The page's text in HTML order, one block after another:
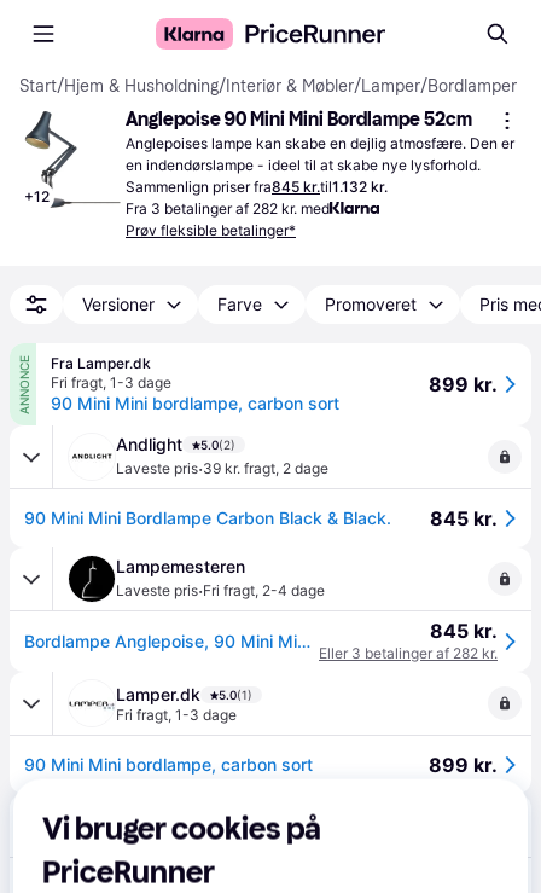
Start/Hjem & Husholdning/ Interiør & Møbler/Lamper/Bordlamper
+12
Anglepoise 90 Mini Mini Bordlampe 52cm
Anglepoises lampe kan skabe en dejlig atmosfære. Den er
en indendørslampe - ideel til at skabe nye lysforhold.
Sammenlign priser fra845 kr.til1.132 kr.
Fra 3 betalinger af 282 kr. med
Prøv fleksible betalinger*
Versioner Farve Promoveret Pris
ANNONCE
Fra Lamper.dk
Fri fragt, 1-3 dage
90 Mini Mini bordlampe, carbon sort
899 kr.
Andlight 5.0(2)
Laveste pris·39 kr. fragt, 2 dage
90 Mini Mini Bordlampe Carbon Black & Black. 845 kr.
Lampemesteren
Laveste pris·Fri fragt, 2-4 dage
Bordlampe Anglepoise, 90 Mini Mini, dæmpbar, Sort, Kontor / arbejdsværelse, Metal 845 kr.
Eller 3 betalinger af 282 kr.
Lamper.dk 5.0(1)
Fri fragt, 1-3 dage
90 Mini Mini bordlampe, carbon sort 899 kr.
Lampegiganten
Fri fragt ,2-3 dage
Vi bruger cookies på
PriceRunner